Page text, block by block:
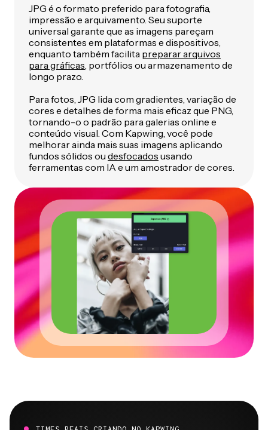
JPG é o formato preferido para fotografia,
impressão e arquivamento. Seu suporte
universal garante que as imagens pareçam
consistentes em plataformas e dispositivos,
enquanto também facilita preparar arquivos
para gráficas , portfólios ou armazenamento de
longo prazo.
Para fotos, JPG lida com gradientes, variação de
cores e detalhes de forma mais eficaz que PNG,
tornando-o o padrão para galerias online e
conteúdo visual. Com Kapwing, você pode
melhorar ainda mais suas imagens aplicando
fundos sólidos ou desfocados usando
ferramentas com IA e um amostrador de cores.